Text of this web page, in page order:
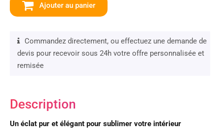
Ajouter au panier
Commandez directement, ou effectuez une demande de
devis pour recevoir sous 24h votre offre personnalisée et
remisée
Description
Un éclat pur et élégant pour sublimer votre intérieur